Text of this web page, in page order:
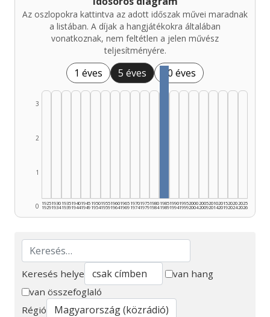
Az oszlopokra kattintva az adott időszak művei maradnak
a listában. A díjak a hangjátékokra általában
vonatkoznak, nem feltétlen a jelen művész
teljesítményére.
1 éves 5 éves 10 éves
0
1
2
3
1925
1929
1930
1934
1935
1939
1940
1944
1945
1949
1950
1954
1955
1959
1960
1964
1965
1969
1970
1974
1975
1979
1980
1984
1985
1989
1990
1994
1995
1999
2000
2004
2005
2009
2010
2014
2015
2019
2020
2024
2025
2026
Keresés
Keresés helye
van hang
van összefoglaló
Régió